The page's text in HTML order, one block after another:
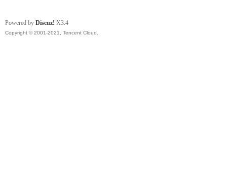
Powered by Discuz! X3.4
Copyright © 2001-2021, Tencent Cloud.